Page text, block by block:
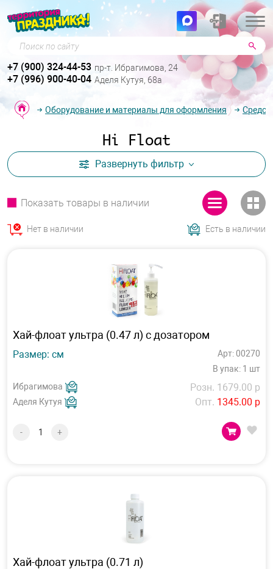
Поиск по сайту
+7 (900) 324-44-53 пр-т. Ибрагимова, 24
+7 (996) 900-40-04 Аделя Кутуя, 68а
Оборудование и материалы для оформления
Hi Float
Развернуть фильтр
Показать товары в наличии
Нет в наличии Есть в наличии
Хай-флоат ультра (0.47 л) с дозатором
Размер: см
Арт: 00270
В упак: 1 шт
Ибрагимова
Аделя Кутуя
Розн. 1679.00 р
Опт. 1345.00 р
- +
Хай-флоат ультра (0.71 л)